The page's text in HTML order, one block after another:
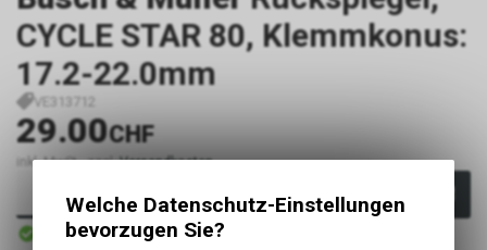
CYCLE STAR 80, Klemmkonus:
17.2-22.0mm
VE313712
29.00CHF
inkl. MwSt., zzgl.Versandkosten
In den Warenkorb
Sofort verfügbar
Versand
Welche Datenschutz-Einstellungen
bevorzugen Sie?